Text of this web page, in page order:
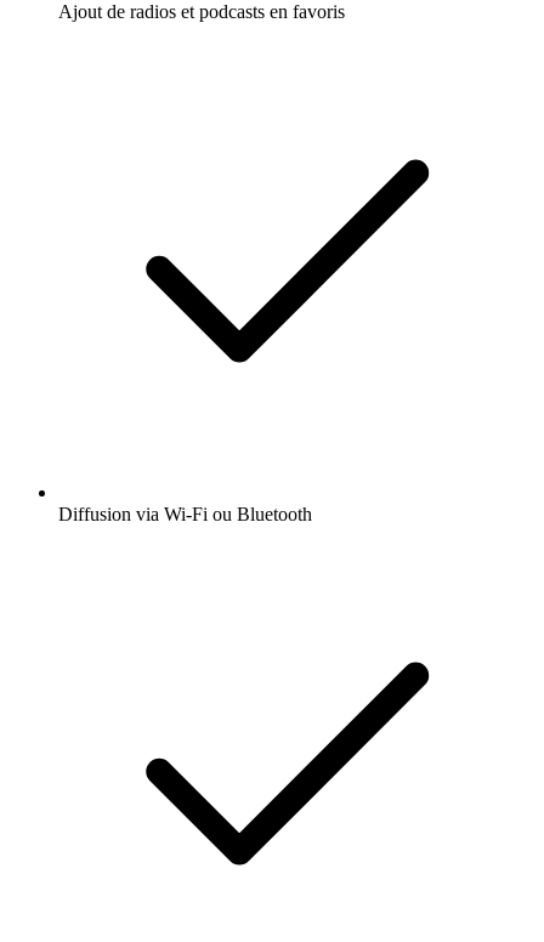
Ajout de radios et podcasts en favoris
Diffusion via Wi-Fi ou Bluetooth